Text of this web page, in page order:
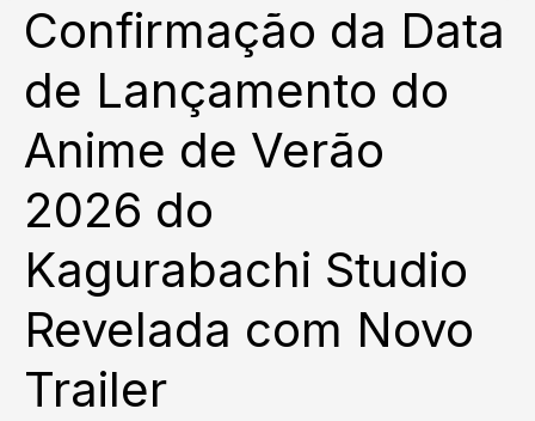
Confirmação da Data
de Lançamento do
Anime de Verão
2026 do
Kagurabachi Studio
Revelada com Novo
Trailer